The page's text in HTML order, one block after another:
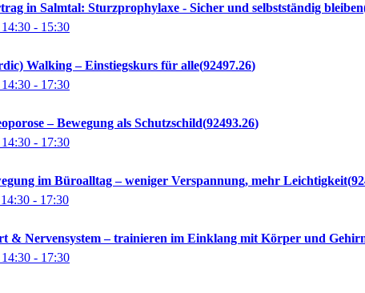
in Salmtal: Sturzprophylaxe - Sicher und selbstständig bleiben
14:30 - 15:30
Walking – Einstiegskurs für alle 92497.26
14:30 - 17:30
– Bewegung als Schutzschild 92493.26
14:30 - 17:30
im Büroalltag – weniger Verspannung, mehr Leichtigkeit
14:30 - 17:30
& Nervensystem – trainieren im Einklang mit Körper und
14:30 - 17:30